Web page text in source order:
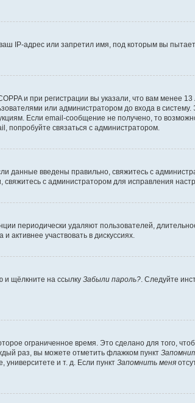
IP-адрес или запретил имя, под которым вы
и при регистрации вы указали, что вам менее 13
или администратором до входа в систему.
Если email-сообщение не получено, то
попробуйте связаться с администратором.
данные введены правильно, свяжитесь с
с администратором для исправления
периодически удаляют пользователей,
участвовать в дискуссиях.
и щёлкните на ссылку Забыли пароль?. Следуйте
ограниченное время. Это сделано для того,
раз, вы можете отметить флажком пункт
и т. д. Если пункт Запомнить меня